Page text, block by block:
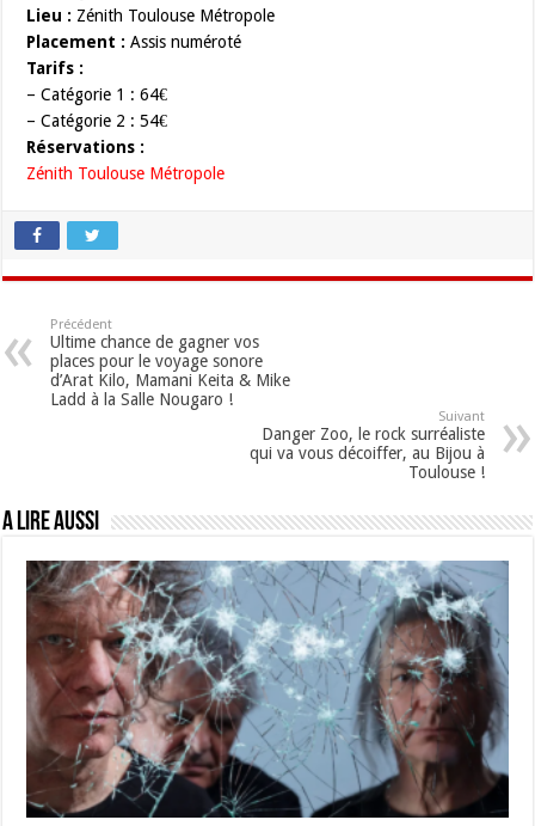
Lieu : Zénith Toulouse Métropole
Placement : Assis numéroté
Tarifs :
– Catégorie 1 : 64€
– Catégorie 2 : 54€
Réservations :
Zénith Toulouse Métropole
Précédent
Ultime chance de gagner vos
places pour le voyage sonore
d’Arat Kilo, Mamani Keita & Mike
Ladd à la Salle Nougaro !
Suivant
Danger Zoo, le rock surréaliste
qui va vous décoiffer, au Bijou à
Toulouse !
A lire aussi